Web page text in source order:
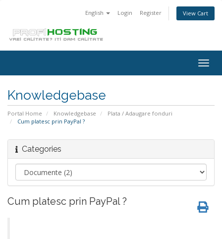
English Login Register View Cart
Knowledgebase
Portal Home Knowledgebase
Plata / Adaugare fonduri
Cum platesc prin PayPal ?
Categories
Cum platesc prin PayPal ?